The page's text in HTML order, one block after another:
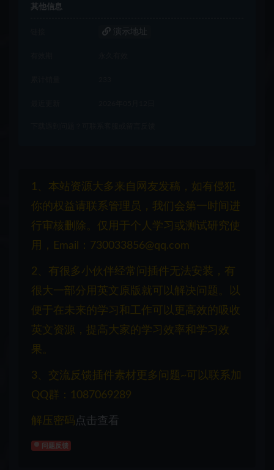
其他信息
演示地址
1、本站资源大多来自网友发稿，如有侵犯
你的权益请联系管理员，我们会第一时间进
行审核删除。仅用于个人学习或测试研究使
用，Email：730033856@qq.com
2、有很多小伙伴经常问插件无法安装，有
很大一部分用英文原版就可以解决问题。以
便于在未来的学习和工作可以更高效的吸收
英文资源，提高大家的学习效率和学习效
果。
3、交流反馈插件素材更多问题~可以联系加
QQ群：1087069289
解压密码 点击查看
问题反馈